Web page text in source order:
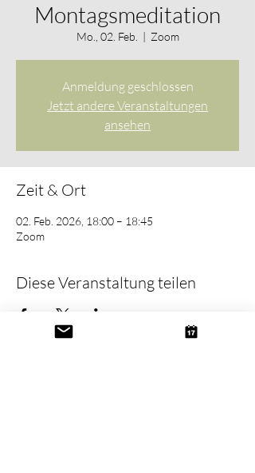
Montagsmeditation
Mo., 02. Feb.
  |
Zoom
Anmeldung geschlossen
Jetzt andere Veranstaltungen
ansehen
Zeit & Ort
02. Feb. 2026, 18:00 – 18:45
Zoom
Diese Veranstaltung teilen